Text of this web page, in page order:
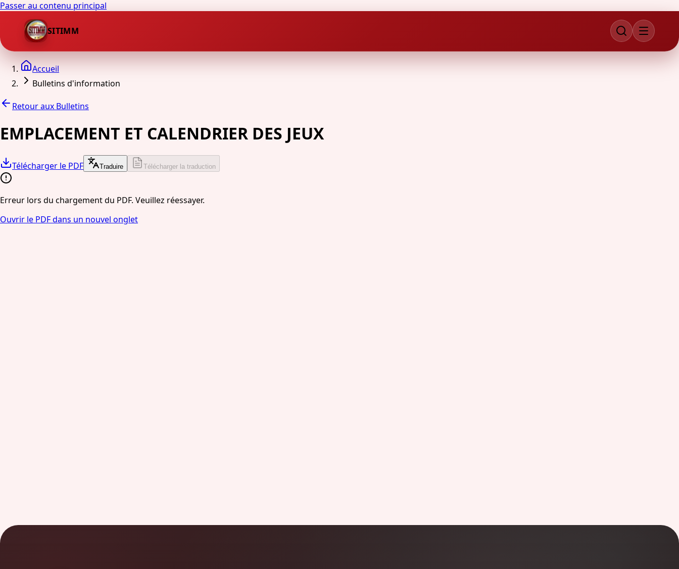
Passer au contenu principal
SITIMM
Accueil
Bulletins d'information
Retour aux Bulletins
EMPLACEMENT ET CALENDRIER DES JEUX
Télécharger le PDF Traduire Télécharger la traduction
Erreur lors du chargement du PDF. Veuillez réessayer.
Ouvrir le PDF dans un nouvel onglet